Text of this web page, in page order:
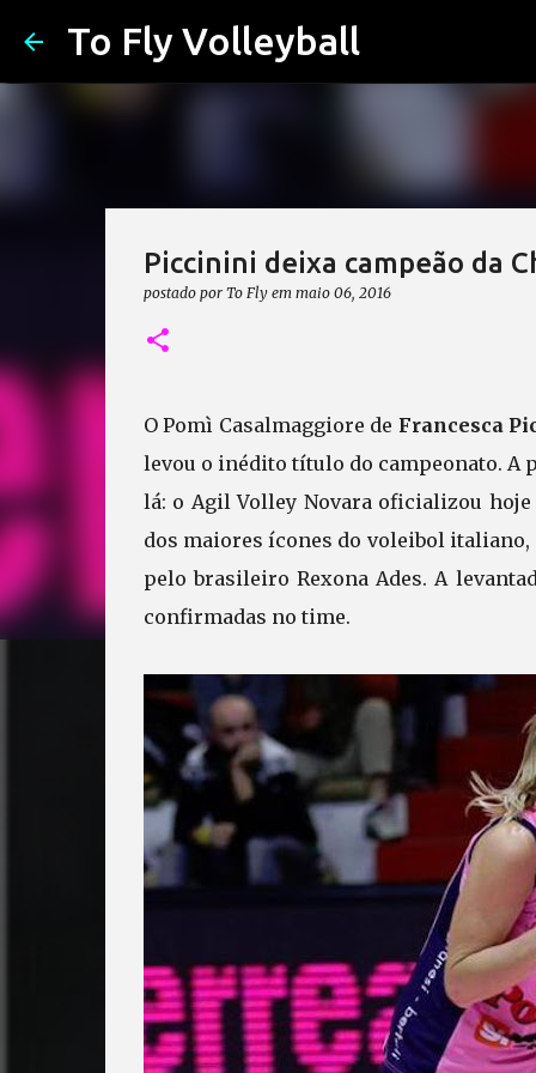
To Fly Volleyball
Piccinini deixa campeão da
postado por To Fly em maio 06, 2016
O Pomì Casalmaggiore de Francesca
levou o inédito título do campeonato. A
lá: o Agil Volley Novara oficializou hoje
dos maiores ícones do voleibol italiano,
pelo brasileiro Rexona Ades. A
confirmadas no time.